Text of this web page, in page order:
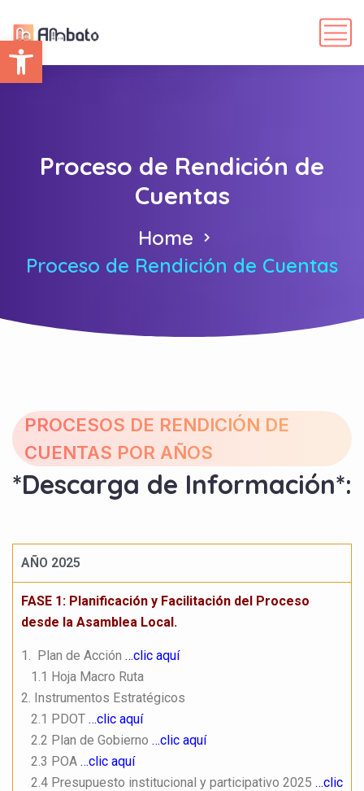
Abrir barra de herramientas
Proceso de Rendición de
Cuentas
Home
Proceso de Rendición de Cuentas
PROCESOS DE RENDICIÓN DE
CUENTAS POR AÑOS
*Descarga de Información*:
AÑO 2025
FASE 1: Planificación y Facilitación del Proceso
desde la Asamblea Local.
1. ‎ Plan de Acción …clic aquí
1.1 Hoja Macro Ruta
2. Instrumentos Estratégicos
2.1 PDOT …clic aquí
2.2 Plan de Gobierno …clic aquí
2.3 POA …clic aquí
2.4 Presupuesto institucional y participativo 2025 …clic